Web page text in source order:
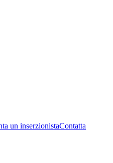
un inserzionistaContatta